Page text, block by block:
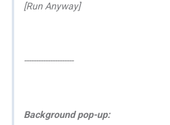
[Run Anyway]
---------------------
Background pop-up: